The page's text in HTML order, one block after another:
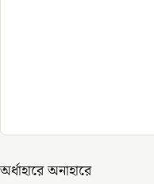
অর্ধাহারে অনাহারে